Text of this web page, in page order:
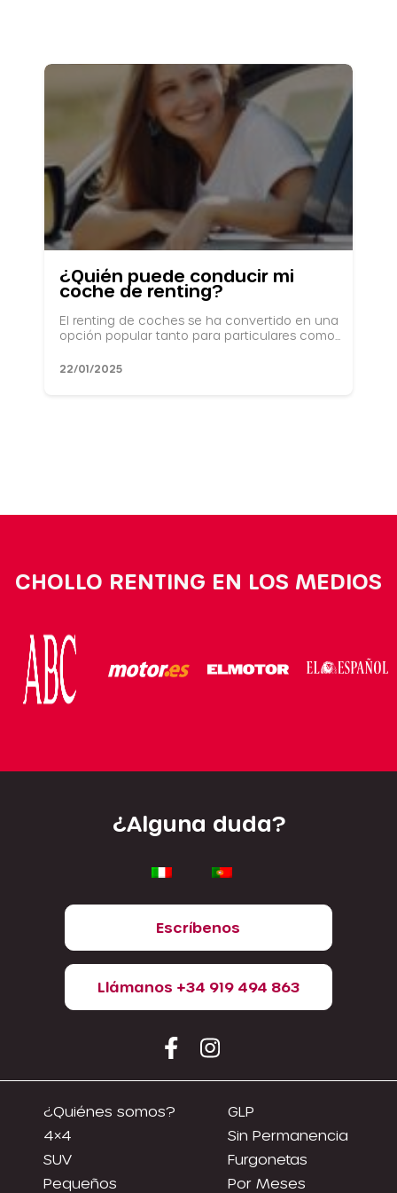
¿Quién puede conducir mi
coche de renting?
El renting de coches se ha convertido en una
opción popular tanto para particulares como...
22/01/2025
CHOLLO RENTING EN LOS MEDIOS
¿Alguna duda?
Escríbenos
Llámanos +34 919 494 863
¿Quiénes somos?
4×4
SUV
Pequeños
GLP
Sin Permanencia
Furgonetas
Por Meses